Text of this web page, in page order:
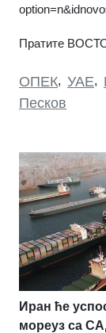
Пратите
ОПЕК, УАЕ,
Песков
Иран ће
мореуз са